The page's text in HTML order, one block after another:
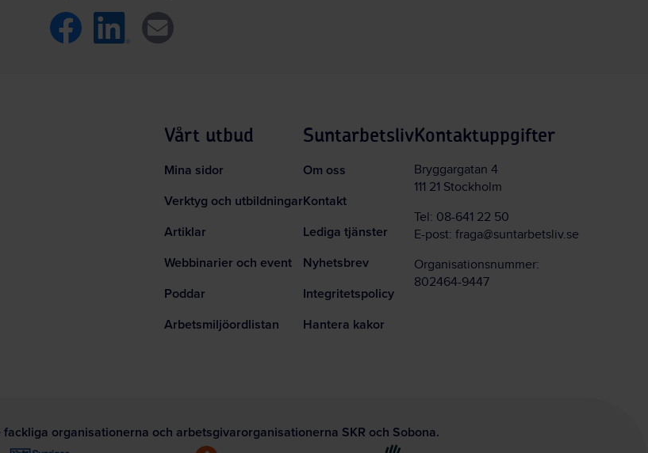
Vårt utbud
Mina sidor
Verktyg och utbildningar
Artiklar
Webbinarier och event
Poddar
Arbetsmiljöordlistan
Suntarbetsliv
Om oss
Kontakt
Lediga tjänster
Nyhetsbrev
Integritetspolicy
Hantera kakor
Kontaktuppgifter
Bryggargatan 4
111 21 Stockholm
Tel: 08-641 22 50
E-post: fraga@suntarbetsliv.se
Organisationsnummer:
802464-9447
organisationerna och arbetsgivarorganisationerna SKR och Sobona.